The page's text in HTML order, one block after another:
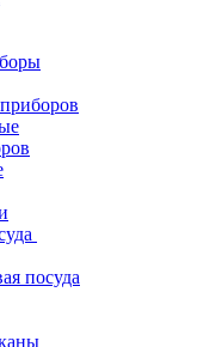
посуда